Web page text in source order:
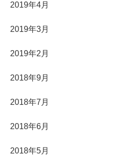
2019年4月
2019年3月
2019年2月
2018年9月
2018年7月
2018年6月
2018年5月